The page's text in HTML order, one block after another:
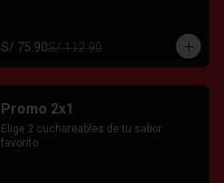
S/ 75.90S/ 112.90
Promo 2x1
Elige 2 cuchareables de tu sabor
favorito